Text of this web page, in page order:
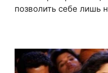
позволить себе лишь